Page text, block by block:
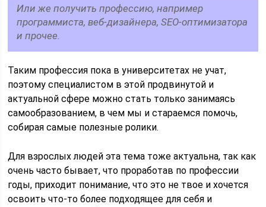
Или же получить профессию, например
программиста, веб-дизайнера, SEO-оптимизатора
и прочее.
Таким профессия пока в университетах не учат,
поэтому специалистом в этой продвинутой и
актуальной сфере можно стать только занимаясь
самообразованием, в чем мы и стараемся помочь,
собирая самые полезные ролики.
Для взрослых людей эта тема тоже актуальна, так как
очень часто бывает, что проработав по профессии
годы, приходит понимание, что это не твое и хочется
освоить что-то более подходящее для себя и